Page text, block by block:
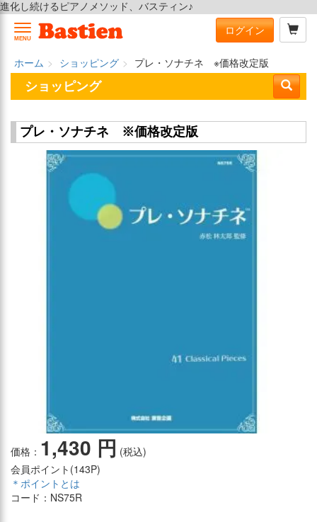
進化し続けるピアノメソッド、バスティン♪
MENU
ログイン
ホーム ショッピング
プレ・ソナチネ ※価格改定版
ショッピング
プレ・ソナチネ ※価格改定版
価格： 1,430 円 (税込)
会員ポイント(143P)
＊ポイントとは
コード：NS75R